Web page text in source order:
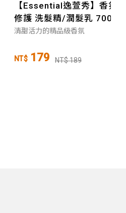
【Essential逸萱秀】香氛
修護 洗髮精/潤髮乳
國梨&amp;百合
清甜活力的精品級香氛
NT$ 179 NT$ 189